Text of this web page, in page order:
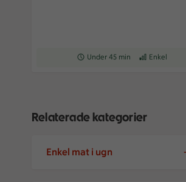
Receptet tar Under 45 min att
Under 45 min Receptet har
Enkel
Relaterade kategorier
Enkel mat i ugn